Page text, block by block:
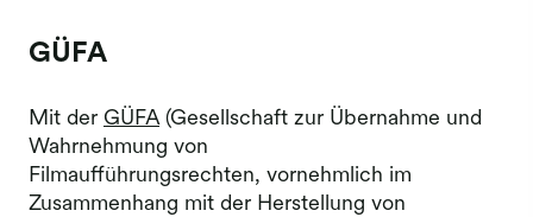
GÜFA
Mit der GÜFA(Gesellschaft zur Übernahme und
Wahrnehmung von
Filmaufführungsrechten, vornehmlich im
Zusammenhang mit der Herstellung von